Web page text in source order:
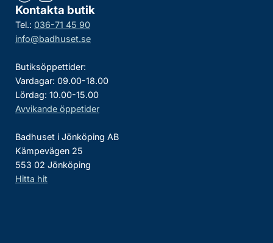
Kontakta butik
Tel.: 036-71 45 90
info@badhuset.se
Butiksöppettider:
Vardagar: 09.00-18.00
Lördag: 10.00-15.00
Avvikande öppetider
Badhuset i Jönköping AB
Kämpevägen 25
553 02 Jönköping
Hitta hit